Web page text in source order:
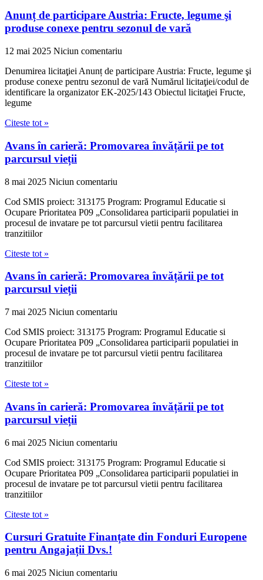
Anunț de participare Austria: Fructe, legume şi
produse conexe pentru sezonul de vară
12 mai 2025 Niciun comentariu
Denumirea licitaţiei Anunț de participare Austria: Fructe, legume şi
produse conexe pentru sezonul de vară Numărul licitaţiei/codul de
identificare la organizator EK-2025/143 Obiectul licitaţiei Fructe,
legume
Citeste tot »
Avans în carieră: Promovarea învățării pe tot
parcursul vieții
8 mai 2025 Niciun comentariu
Cod SMIS proiect: 313175 Program: Programul Educatie si
Ocupare Prioritatea P09 „Consolidarea participarii populatiei in
procesul de invatare pe tot parcursul vietii pentru facilitarea
tranzitiilor
Citeste tot »
Avans în carieră: Promovarea învățării pe tot
parcursul vieții
7 mai 2025 Niciun comentariu
Cod SMIS proiect: 313175 Program: Programul Educatie si
Ocupare Prioritatea P09 „Consolidarea participarii populatiei in
procesul de invatare pe tot parcursul vietii pentru facilitarea
tranzitiilor
Citeste tot »
Avans în carieră: Promovarea învățării pe tot
parcursul vieții
6 mai 2025 Niciun comentariu
Cod SMIS proiect: 313175 Program: Programul Educatie si
Ocupare Prioritatea P09 „Consolidarea participarii populatiei in
procesul de invatare pe tot parcursul vietii pentru facilitarea
tranzitiilor
Citeste tot »
Cursuri Gratuite Finanțate din Fonduri Europene
pentru Angajații Dvs.!
6 mai 2025 Niciun comentariu